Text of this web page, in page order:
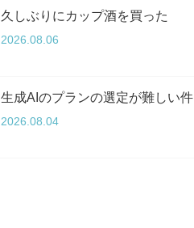
久しぶりにカップ酒を買った
2026.08.06
生成AIのプランの選定が難しい件
2026.08.04